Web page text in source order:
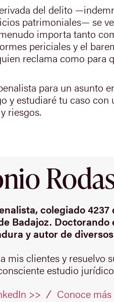
del delito
patrimoniales— se
importa tanto
periciales y el
reclama como para
para un asunto
y estudiaré tu caso con
riesgos.
colegiado
Badajoz.
y autor de
mis clientes y resuelvo
estudio
>>
Conoce